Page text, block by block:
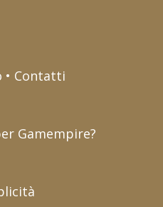
• Contatti
Gamempire?